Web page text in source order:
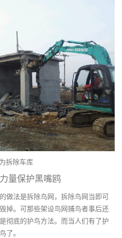
拆除车库
量保护黑嘴鸥
法是拆除鸟网，拆除鸟网当即可
掉。可那些架设鸟网捕鸟者事后还
彻底的护鸟方法。而当人们有了护
了。